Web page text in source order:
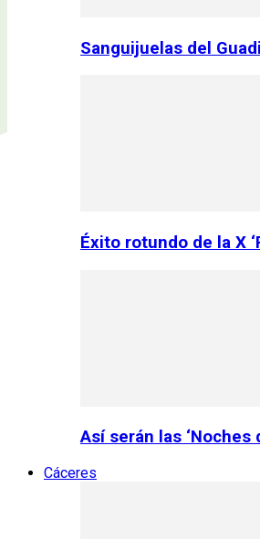
Sanguijuelas del
Éxito rotundo de la X
Así serán las ‘Noches
Cáceres